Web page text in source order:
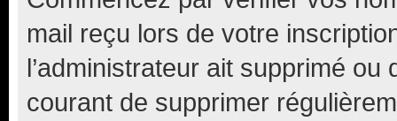
mail reçu lors de votre
l’administrateur ait supprimé
courant de supprimer